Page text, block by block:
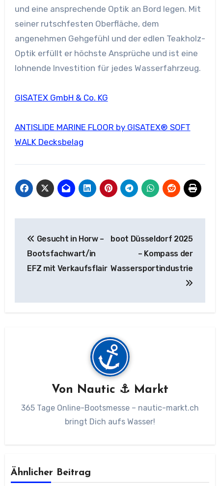
und eine ansprechende Optik an Bord legen. Mit
seiner rutschfesten Oberfläche, dem
angenehmen Gehgefühl und der edlen Teakholz-
Optik erfüllt er höchste Ansprüche und ist eine
lohnende Investition für jedes Wasserfahrzeug.
GISATEX GmbH & Co. KG
ANTISLIDE MARINE FLOOR by GISATEX® SOFT
WALK Decksbelag
Gesucht in Horw –
Bootsfachwart/in
EFZ mit Verkaufsflair
boot Düsseldorf 2025
– Kompass der
Wassersportindustrie
Von Nautic ⚓ Markt
365 Tage Online-Bootsmesse – nautic-markt.ch
bringt Dich aufs Wasser!
Ähnlicher Beitrag